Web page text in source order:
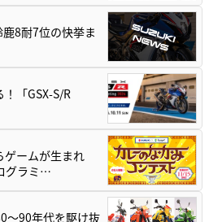
8耐7位の快挙ま
「GSX-S/R
ゲームが生まれ
グラミ…
〜90年代を駆け抜